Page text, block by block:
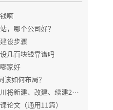
啊
，哪个公司好？
设步骤
几百块钱靠谱吗
家好
该如何布局？
将新建、改建、续建23
划出炉！
论文（通用11篇）